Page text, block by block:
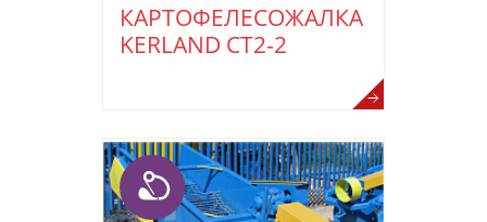
КАРТОФЕЛЕСОЖАЛКА
KERLAND СТ2-2